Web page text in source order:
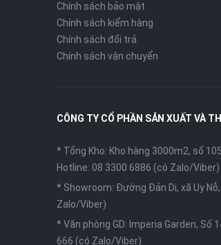
Chính sách bảo mật
Chính sách kiểm hàng
Chính sách đổi trả
Chính sách vận chuyển
CÔNG TY CỔ PHẦN SẢN XUẤT VÀ
* Tổng Kho: Kho hàng 3000m2, số
Hotline: 08 3300 6886 (có Zalo/Viber)
* Showroom: Đường Đản Dị, xã Uy
Zalo/Viber)
* Văn phòng GD: Imperia Garden, Số
666 (có Zalo/Viber)